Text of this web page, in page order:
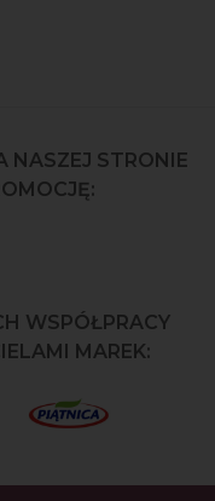
NASZEJ STRONIE
WSPÓŁPRACY
MAREK: